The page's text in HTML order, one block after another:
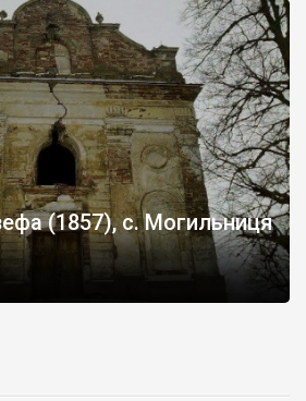
(1857), с. Могильниця